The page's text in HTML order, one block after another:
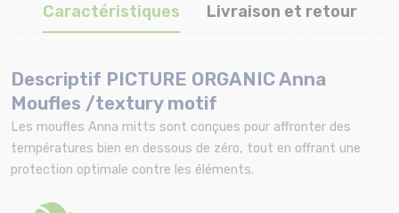
Caractéristiques Livraison et retour
Descriptif PICTURE ORGANIC Anna
Moufles /textury motif
Les moufles Anna mitts sont conçues pour affronter des
températures bien en dessous de zéro, tout en offrant une
protection optimale contre les éléments.